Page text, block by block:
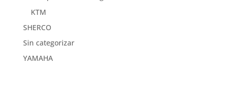
KTM
SHERCO
Sin categorizar
YAMAHA